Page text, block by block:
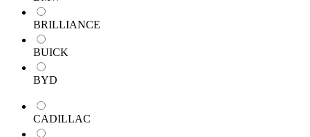
BRILLIANCE
BUICK
BYD
CADILLAC